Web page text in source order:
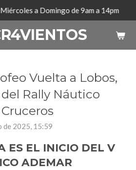
a Domingo de 9am a 14pm
Vuelta a Lobos,
Rally Náutico
de 2025, 15:59
ES EL INICIO DEL V
ADEMAR